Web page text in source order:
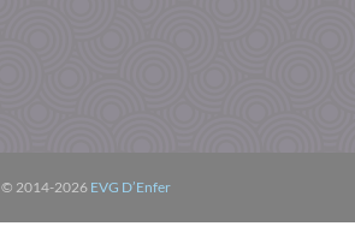
© 2014-2026 EVG D’Enfer